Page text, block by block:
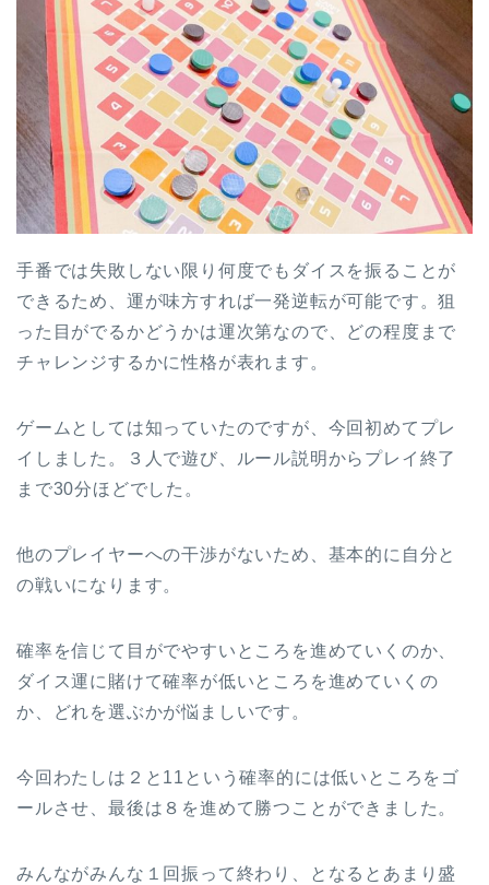
手番では失敗しない限り何度でもダイスを振ることが
できるため、運が味方すれば一発逆転が可能です。狙
った目がでるかどうかは運次第なので、どの程度まで
チャレンジするかに性格が表れます。
ゲームとしては知っていたのですが、今回初めてプレ
イしました。３人で遊び、ルール説明からプレイ終了
まで30分ほどでした。
他のプレイヤーへの干渉がないため、基本的に自分と
の戦いになります。
確率を信じて目がでやすいところを進めていくのか、
ダイス運に賭けて確率が低いところを進めていくの
か、どれを選ぶかが悩ましいです。
今回わたしは２と11という確率的には低いところをゴ
ールさせ、最後は８を進めて勝つことができました。
みんながみんな１回振って終わり、となるとあまり盛